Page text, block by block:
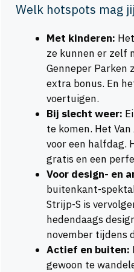
Welk hotspots mag
Met kinderen:
ze kunnen er zelf
Genneper Parken
extra bonus. En
voertuigen.
Bij slecht weer:
te komen. Het
voor een halfdag.
gratis en een
Voor design- en
buitenkant-
Strijp-S is
hedendaags
november tijdens
Actief en buiten:
gewoon te